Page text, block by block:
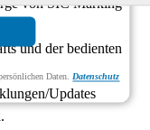
Daten.Datenschutz
von SIC Marking
und der bedienten
Updates